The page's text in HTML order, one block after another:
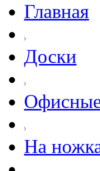
Главная
Доски
На